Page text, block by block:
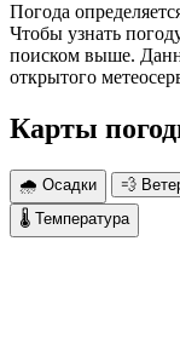
Погода
Чтобы узнать
поиском выше.
открытого
Карты
🌧 Осадки 💨
🌡 Температура